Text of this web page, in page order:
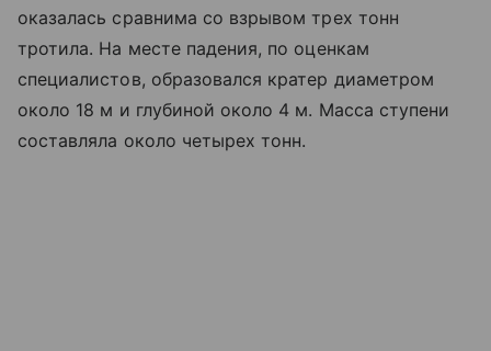
оказалась сравнима со взрывом трех тонн
тротила. На месте падения, по оценкам
специалистов, образовался кратер диаметром
около 18 м и глубиной около 4 м. Масса ступени
составляла около четырех тонн.